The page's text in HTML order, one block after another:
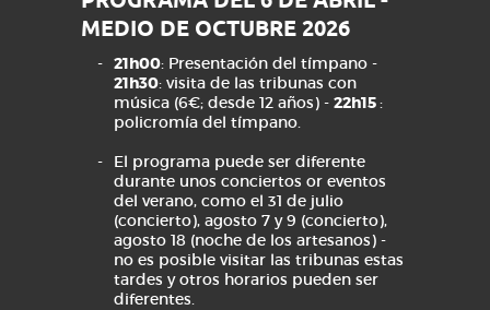
MEDIO DE OCTUBRE 2026
21h00: Presentación del tímpano -
21h30: visita de las tribunas con
música (6€; desde 12 años) - 22h15:
policromía del tímpano.
El programa puede ser diferente
durante unos conciertos or eventos
del verano, como el 31 de julio
(concierto), agosto 7 y 9 (concierto),
agosto 18 (noche de los artesanos) -
no es posible visitar las tribunas estas
tardes y otros horarios pueden ser
diferentes.